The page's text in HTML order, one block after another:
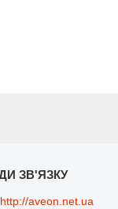
http://aveon.net.ua